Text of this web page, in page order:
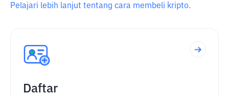
Pelajari lebih lanjut tentang cara membeli kripto.
Daftar